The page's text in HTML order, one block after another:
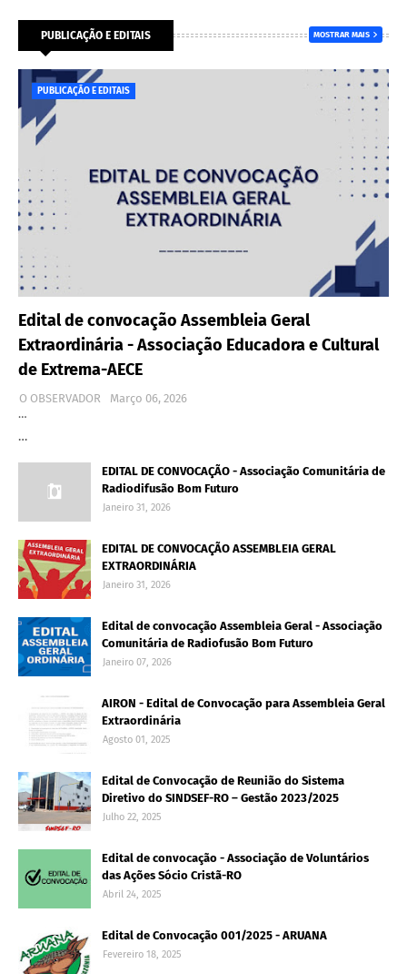
PUBLICAÇÃO E EDITAIS MOSTRAR MAIS
PUBLICAÇÃO E EDITAIS
Edital de convocação Assembleia Geral
Extraordinária - Associação Educadora e Cultural
de Extrema-AECE
O OBSERVADOR
Março 06, 2026
…
…
EDITAL DE CONVOCAÇÃO - Associação Comunitária de
Radiodifusão Bom Futuro
Janeiro 31, 2026
EDITAL DE CONVOCAÇÃO ASSEMBLEIA GERAL
EXTRAORDINÁRIA
Janeiro 31, 2026
Edital de convocação Assembleia Geral - Associação
Comunitária de Radiofusão Bom Futuro
Janeiro 07, 2026
AIRON - Edital de Convocação para Assembleia Geral
Extraordinária
Agosto 01, 2025
Edital de Convocação de Reunião do Sistema
Diretivo do SINDSEF-RO – Gestão 2023/2025
Julho 22, 2025
Edital de convocação - Associação de Voluntários
das Ações Sócio Cristã-RO
Abril 24, 2025
Edital de Convocação 001/2025 - ARUANA
Fevereiro 18, 2025